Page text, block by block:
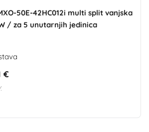
50E-42HC012i multi split vanjska
/ za 5 unutarnjih jedinica
€